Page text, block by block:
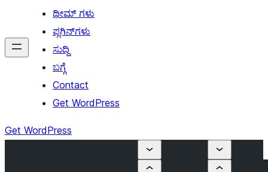
ಥೀಮ್ ಗಳು
ಪ್ಲಗಿನ್‌ಗಳು
ಸುದ್ದಿ
ಬಗ್ಗೆ
Contact
Get WordPress
Get WordPress